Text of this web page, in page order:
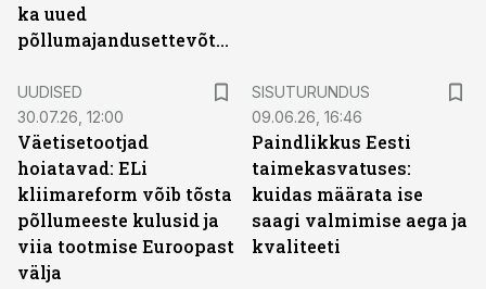
ka uued
põllumajandusettevõtted
UUDISED
30.07.26, 12:00
Väetisetootjad
hoiatavad: ELi
kliimareform võib tõsta
põllumeeste kulusid ja
viia tootmise Euroopast
välja
SISUTURUNDUS
09.06.26, 16:46
Paindlikkus Eesti
taimekasvatuses:
kuidas määrata ise
saagi valmimise aega ja
kvaliteeti